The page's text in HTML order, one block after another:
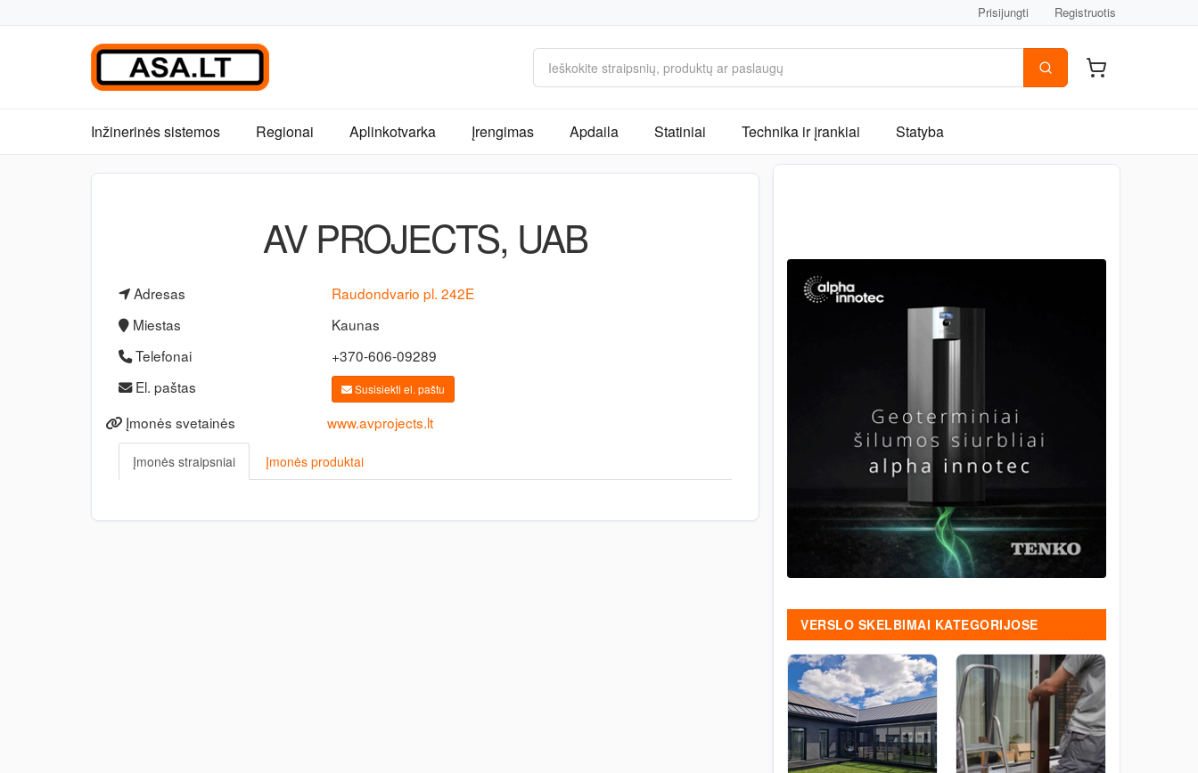
Prisijungti Registruotis
Inžinerinės sistemos Regionai Aplinkotvarka Įrengimas Apdaila Statiniai Technika ir įrankiai Statyba
AV PROJECTS, UAB
Adresas
Raudondvario pl. 242E
Miestas
Kaunas
Telefonai
+370-606-09289
El. paštas
Susisiekti el. paštu
Įmonės svetainės www.avprojects.lt
Įmonės straipsniai Įmonės produktai
VERSLO SKELBIMAI KATEGORIJOSE